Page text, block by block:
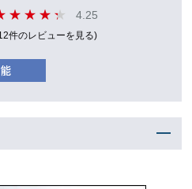
4.25
件のレビューを見る)